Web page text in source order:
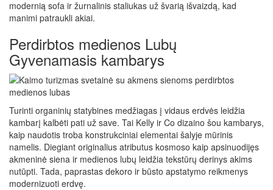
modernią sofa ir žurnalinis staliukas už švarią išvaizdą, kad
manimi patraukli akiai.
Perdirbtos medienos Lubų
Gyvenamasis kambarys
Turinti organinių statybines medžiagas į vidaus erdvės leidžia
kambarį kalbėti pati už save. Tai Kelly ir Co dizaino šou kambarys,
kaip naudotis troba konstrukciniai elementai šalyje mūrinis
namelis. Diegiant originalius atributus kosmoso kaip apsinuodijęs
akmeninė siena ir medienos lubų leidžia tekstūrų derinys akims
nutūpti. Tada, paprastas dekoro ir būsto apstatymo reikmenys
modernizuoti erdvę.